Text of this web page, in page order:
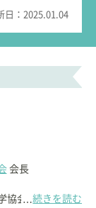
日：2025.01.04
会長
協会会長
…続きを読む